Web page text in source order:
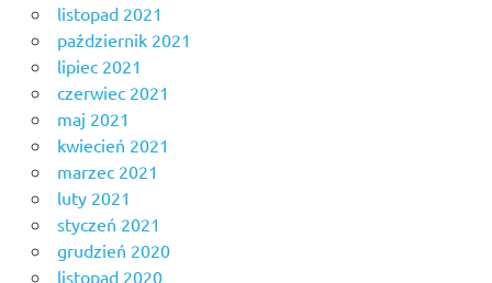
listopad 2021
październik 2021
lipiec 2021
czerwiec 2021
maj 2021
kwiecień 2021
marzec 2021
luty 2021
styczeń 2021
grudzień 2020
listopad 2020